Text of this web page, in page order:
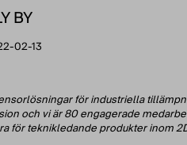
BY
02-13
för industriella
och vi är 80 engagerade
för teknikledande produkter inom